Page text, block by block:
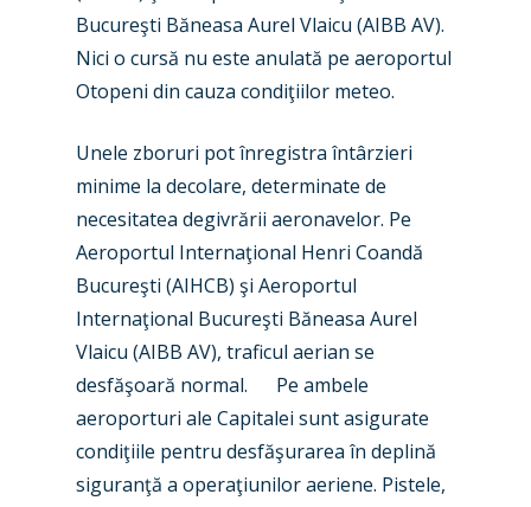
Bucureşti Băneasa Aurel Vlaicu (AIBB AV).
Nici o cursă nu este anulată pe aeroportul
Otopeni din cauza condiţiilor meteo.
Unele zboruri pot înregistra întârzieri
minime la decolare, determinate de
necesitatea degivrării aeronavelor. Pe
Aeroportul Internaţional Henri Coandă
Bucureşti (AIHCB) şi Aeroportul
Internaţional Bucureşti Băneasa Aurel
Vlaicu (AIBB AV), traficul aerian se
desfăşoară normal. Pe ambele
aeroporturi ale Capitalei sunt asigurate
condiţiile pentru desfăşurarea în deplină
siguranţă a operaţiunilor aeriene. Pistele,
New Routes
Industry
Accidents / Incidents
Airshows